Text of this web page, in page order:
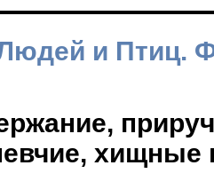
и Птиц.
хищные